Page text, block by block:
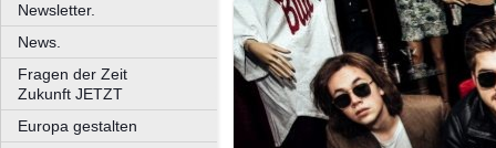
Newsletter.
News.
Fragen der Zeit
Zukunft JETZT
Europa gestalten